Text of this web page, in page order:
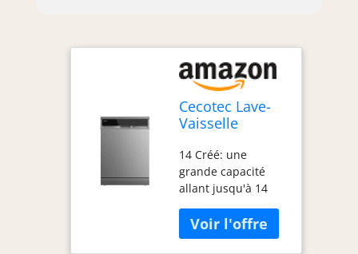
Moteur onduleur
plus: performance
de durabilité de
haute qualité et
maximale
d'énergie, avec une
diminution des
vibrations et du
bruit Grâce au
moteur onduleur, le
lave-vaisselle fera
Cecotec Lave-
Vaisselle
60 cm Bolero
Aguazero 6600
Inox, Faible
Consommation,
14 Couverts, 8
Programmes,
14 Créé: une
grande capacité
allant jusqu'à 14
vous puissiez laver
tout ce dont vous